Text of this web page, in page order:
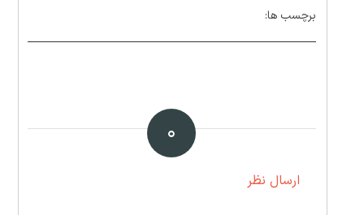
برچسب ها:
۰
ارسال نظر